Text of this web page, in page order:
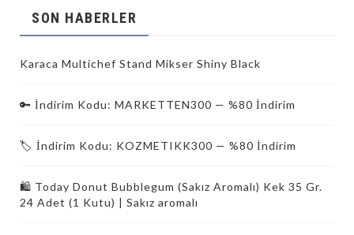
SON HABERLER
Karaca Multichef Stand Mikser Shiny Black
🔑 İndirim Kodu: MARKETTEN300 — %80 İndirim
🏷️ İndirim Kodu: KOZMETIKK300 — %80 İndirim
🛍️ Today Donut Bubblegum (Sakız Aromalı) Kek 35 Gr.
24 Adet (1 Kutu) | Sakız aromalı